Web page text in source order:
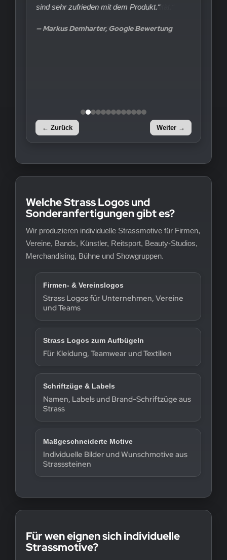
sind sehr zufrieden mit dem Produkt.“
— Markus Demharter, Google Bewertung
← Zurück Weiter →
Welche Strass Logos und
Sonderanfertigungen gibt es?
Wir produzieren individuelle Strassmotive für Firmen,
Vereine, Bands, Künstler, Reitsport, Beauty-Studios,
Merchandising, Bühne und Showgruppen.
Firmen- & Vereinslogos
Strass Logos für Unternehmen, Vereine
und Teams
Strass Logos zum Aufbügeln
Für Kleidung, Teamwear und Textilien
Schriftzüge & Labels
Namen, Labels und Brand-Schriftzüge aus
Strass
Maßgeschneiderte Motive
Individuelle Bilder und Wunschmotive aus
Strasssteinen
Für wen eignen sich individuelle
Strassmotive?